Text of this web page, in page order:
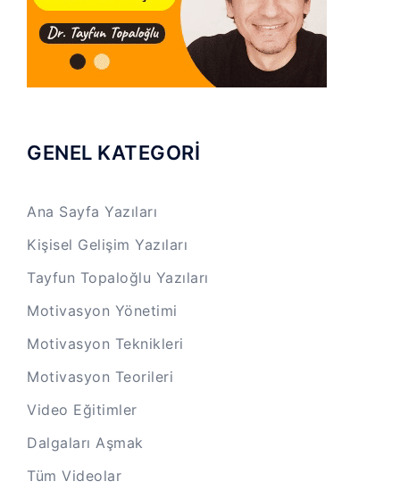
GENEL KATEGORİ
Ana Sayfa Yazıları
Kişisel Gelişim Yazıları
Tayfun Topaloğlu Yazıları
Motivasyon Yönetimi
Motivasyon Teknikleri
Motivasyon Teorileri
Video Eğitimler
Dalgaları Aşmak
Tüm Videolar